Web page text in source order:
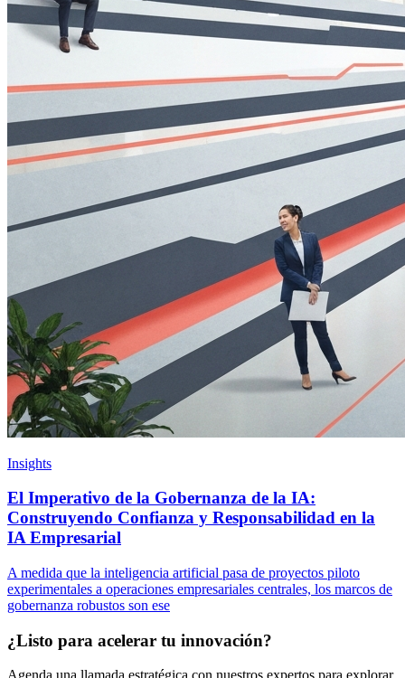
Insights
El Imperativo de la Gobernanza de la IA:
Construyendo Confianza y Responsabilidad en la
IA Empresarial
A medida que la inteligencia artificial pasa de proyectos piloto
experimentales a operaciones empresariales centrales, los marcos de
gobernanza robustos son ese
¿Listo para acelerar tu innovación?